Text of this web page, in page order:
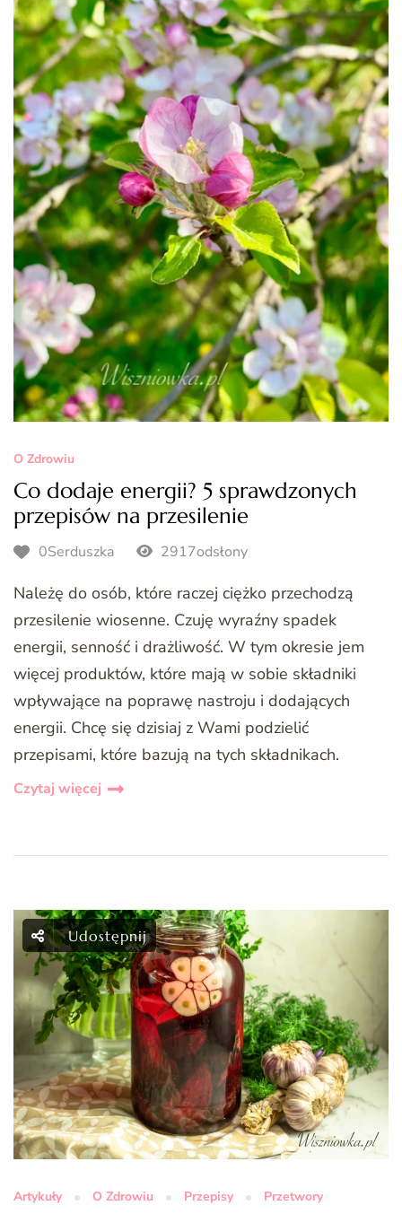
O Zdrowiu
Co dodaje energii? 5 sprawdzonych
przepisów na przesilenie
0Serduszka 2917odsłony
Należę do osób, które raczej ciężko przechodzą
przesilenie wiosenne. Czuję wyraźny spadek
energii, senność i drażliwość. W tym okresie jem
więcej produktów, które mają w sobie składniki
wpływające na poprawę nastroju i dodających
energii. Chcę się dzisiaj z Wami podzielić
przepisami, które bazują na tych składnikach.
Czytaj więcej
Udostępnij
Artykuły O Zdrowiu Przepisy Przetwory